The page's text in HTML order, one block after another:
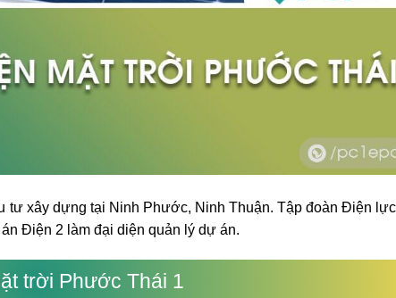
tư xây dựng tại Ninh Phước, Ninh Thuận. Tập đoàn Điện
Điện 2 làm đại diện quản lý dự án.
trời Phước Thái 1